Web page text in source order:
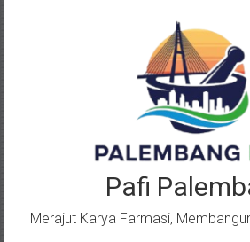
Pafi
Merajut Karya Farmasi,